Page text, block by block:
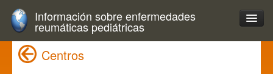
Información sobre enfermedades
reumáticas pediátricas
Centros